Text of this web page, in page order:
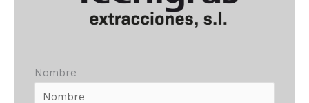
Nombre